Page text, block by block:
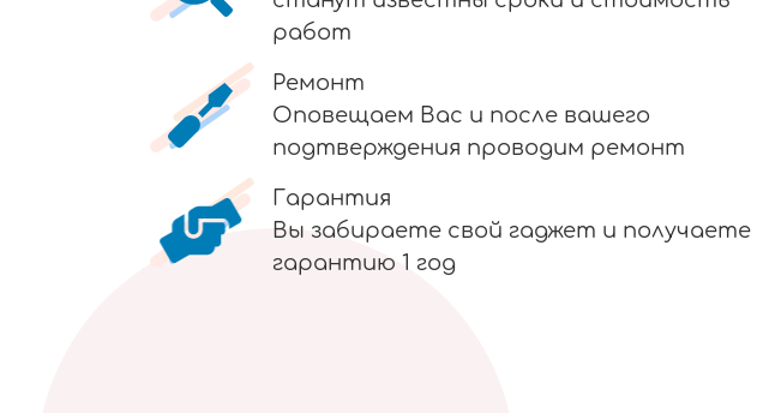
работ
Ремонт
Оповещаем Вас и после вашего
подтверждения проводим ремонт
Гарантия
Вы забираете свой гаджет и получаете
гарантию 1 год